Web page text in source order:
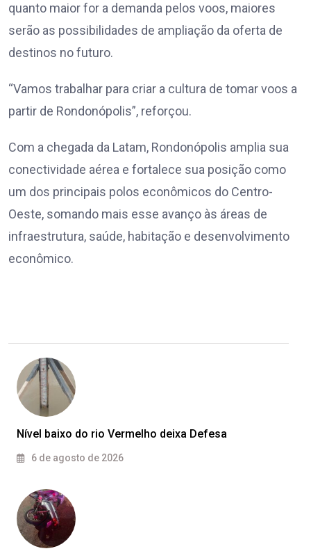
quanto maior for a demanda pelos voos, maiores
serão as possibilidades de ampliação da oferta de
destinos no futuro.
“Vamos trabalhar para criar a cultura de tomar voos a
partir de Rondonópolis”, reforçou.
Com a chegada da Latam, Rondonópolis amplia sua
conectividade aérea e fortalece sua posição como
um dos principais polos econômicos do Centro-
Oeste, somando mais esse avanço às áreas de
infraestrutura, saúde, habitação e desenvolvimento
econômico.
Nível baixo do rio Vermelho deixa Defesa
6 de agosto de 2026